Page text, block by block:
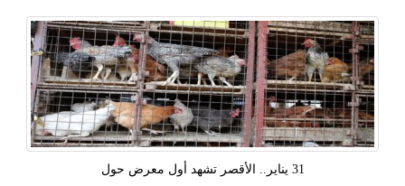
31 يناير.. الأقصر تشهد أول معرض حول